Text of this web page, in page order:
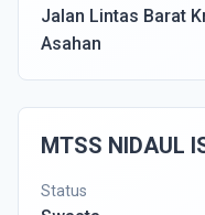
Jalan Lintas Barat
Asahan
MTSS NIDAUL
Status